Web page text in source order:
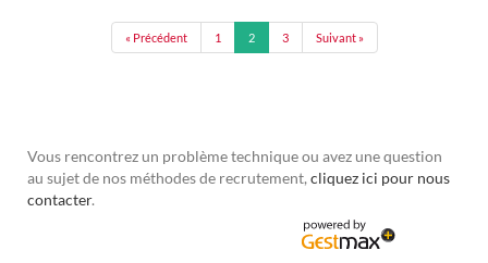
« Précédent 1 2 3 Suivant »
Vous rencontrez un problème technique ou avez une question
au sujet de nos méthodes de recrutement, cliquez ici pour nous
contacter.